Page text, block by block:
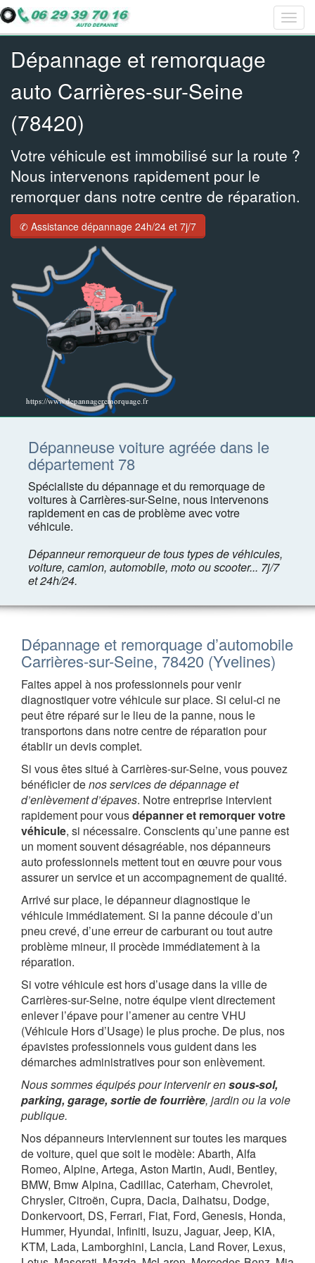
Bar
Bar
Bar
Dépannage et remorquage
auto Carrières-sur-Seine
(78420)
Votre véhicule est immobilisé sur la route ?
Nous intervenons rapidement pour le
remorquer dans notre centre de réparation.
✆ Assistance dépannage 24h/24 et 7j/7
Dépanneuse voiture agréée dans le
département 78
Spécialiste du dépannage et du remorquage de
voitures à Carrières-sur-Seine, nous intervenons
rapidement en cas de problème avec votre
véhicule.
Dépanneur remorqueur de tous types de véhicules,
voiture, camion, automobile, moto ou scooter... 7j/7
et 24h/24.
Dépannage et remorquage d’automobile
Carrières-sur-Seine, 78420 (Yvelines)
Faites appel à nos professionnels pour venir
diagnostiquer votre véhicule sur place. Si celui-ci ne
peut être réparé sur le lieu de la panne, nous le
transportons dans notre centre de réparation pour
établir un devis complet.
Si vous êtes situé à Carrières-sur-Seine, vous pouvez
bénéficier denos services de dépannage et
d’enlèvement d’épaves. Notre entreprise intervient
rapidement pour vousdépanner et remorquer votre
véhicule, si nécessaire. Conscients qu’une panne est
un moment souvent désagréable, nos dépanneurs
auto professionnels mettent tout en œuvre pour vous
assurer un service et un accompagnement de qualité.
Arrivé sur place, le dépanneur diagnostique le
véhicule immédiatement. Si la panne découle d’un
pneu crevé, d’une erreur de carburant ou tout autre
problème mineur, il procède immédiatement à la
réparation.
Si votre véhicule est hors d’usage dans la ville de
Carrières-sur-Seine, notre équipe vient directement
enlever l’épave pour l’amener au centre VHU
(Véhicule Hors d’Usage) le plus proche. De plus, nos
épavistes professionnels vous guident dans les
démarches administratives pour son enlèvement.
Nous sommes équipés pour intervenir ensous-sol,
parking, garage, sortie de fourrière, jardin ou la voie
publique.
Nos dépanneurs interviennent sur toutes les marques
de voiture, quel que soit le modèle: Abarth, Alfa
Romeo, Alpine, Artega, Aston Martin, Audi, Bentley,
BMW, Bmw Alpina, Cadillac, Caterham, Chevrolet,
Chrysler, Citroën, Cupra, Dacia, Daihatsu, Dodge,
Donkervoort, DS, Ferrari, Fiat, Ford, Genesis, Honda,
Hummer, Hyundai, Infiniti, Isuzu, Jaguar, Jeep, KIA,
KTM, Lada, Lamborghini, Lancia, Land Rover, Lexus,